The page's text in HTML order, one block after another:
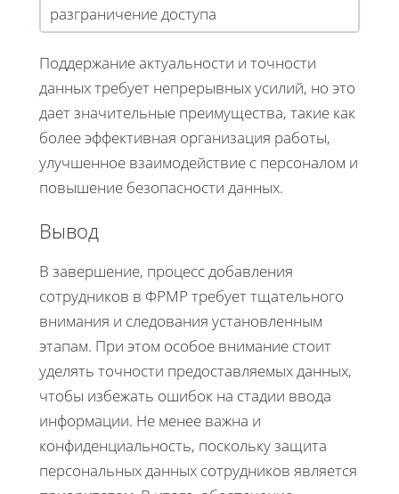
разграничение доступа
Поддержание актуальности и точности
данных требует непрерывных усилий, но это
дает значительные преимущества, такие как
более эффективная организация работы,
улучшенное взаимодействие с персоналом и
повышение безопасности данных.
Вывод
В завершение, процесс добавления
сотрудников в ФРМР требует тщательного
внимания и следования установленным
этапам. При этом особое внимание стоит
уделять точности предоставляемых данных,
чтобы избежать ошибок на стадии ввода
информации. Не менее важна и
конфиденциальность, поскольку защита
персональных данных сотрудников является